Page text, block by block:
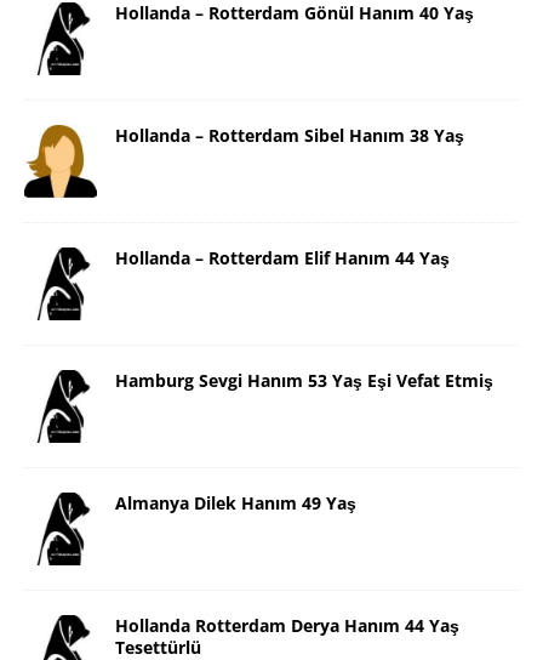
Hollanda – Rotterdam Gönül Hanım 40 Yaş
Hollanda – Rotterdam Sibel Hanım 38 Yaş
Hollanda – Rotterdam Elif Hanım 44 Yaş
Hamburg Sevgi Hanım 53 Yaş Eşi Vefat Etmiş
Almanya Dilek Hanım 49 Yaş
Hollanda Rotterdam Derya Hanım 44 Yaş
Tesettürlü